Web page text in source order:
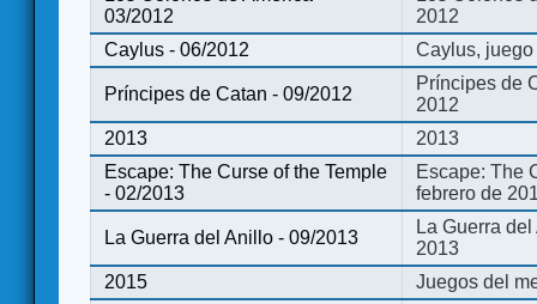
03/2012
2012
Caylus - 06/2012
Caylus,
Príncipes de Catan - 09/2012
Príncipes de
2012
2013
2013
Escape: The Curse of the Temple
- 02/2013
Escape: The
febrero de
La Guerra del Anillo - 09/2013
La Guerra
2013
2015
Juegos del